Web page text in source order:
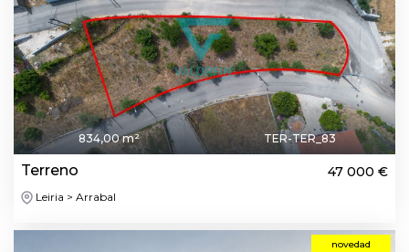
834,00 m² TER-TER_83
Terreno 47 000 €
Leiria > Arrabal
novedad